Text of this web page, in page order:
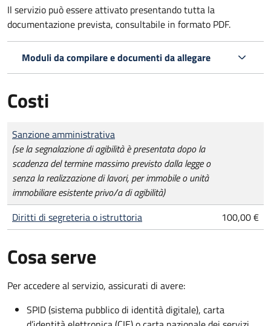
Il servizio può essere attivato presentando tutta la
documentazione prevista, consultabile in formato PDF.
Moduli da compilare e documenti da allegare
Costi
Tipo di pagamento
Importo
Sanzione amministrativa
(se la segnalazione di agibilità è presentata dopo la
scadenza del termine massimo previsto dalla legge o
senza la realizzazione di lavori, per immobile o unità
immobiliare esistente privo/a di agibilità)
Diritti di segreteria o istruttoria
100,00 €
Cosa serve
Per accedere al servizio, assicurati di avere:
SPID (sistema pubblico di identità digitale), carta